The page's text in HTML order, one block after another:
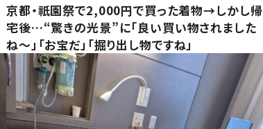
京都・祇園祭で2,000円で買った着物→しかし帰
宅後…“驚きの光景”に「良い買い物されました
ね～」「お宝だ」「掘り出し物ですね」